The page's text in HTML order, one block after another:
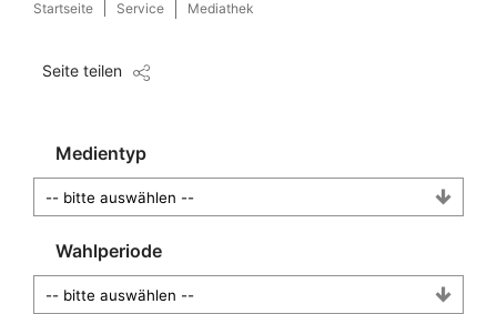
Startseite Service Mediathek
Seite teilen
Medientyp
Wahlperiode